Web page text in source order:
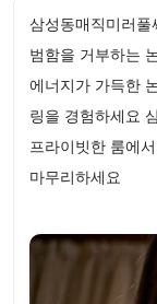
삼성동매직미러풀
범함을 거부하는
에너지가 가득한
링을 경험하세요
프라이빗한 룸에
마무리하세요